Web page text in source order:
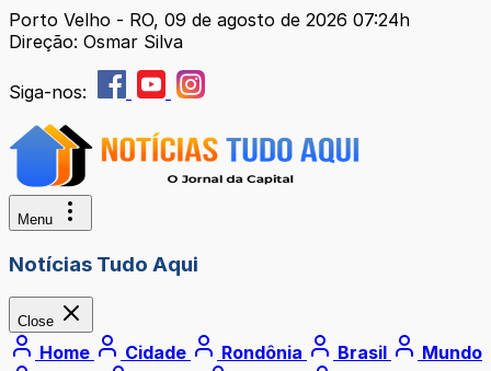
Porto Velho - RO, 09 de agosto de 2026 07:24h
Direção: Osmar Silva
Siga-nos:
Menu
Notícias Tudo Aqui
Close
Home Cidade Rondônia Brasil
Mundo